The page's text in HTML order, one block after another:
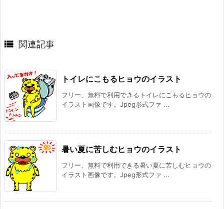
 関連記事
トイレにこもるヒョウのイラスト
フリー、無料で利用できるトイレにこもるヒョウの
イラスト画像です。Jpeg形式ファ ...
暑い夏に苦しむヒョウのイラスト
フリー、無料で利用できる暑い夏に苦しむヒョウの
イラスト画像です。Jpeg形式ファ ...